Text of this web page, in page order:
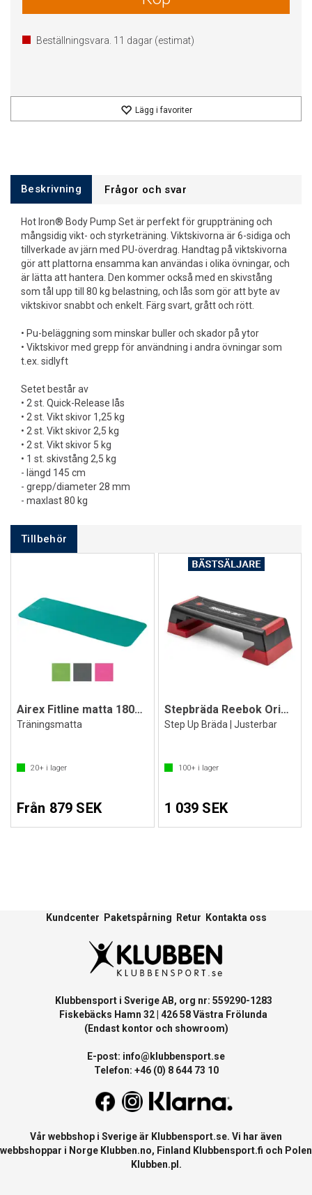
Beställningsvara. 11 dagar (estimat)
Lägg i favoriter
Beskrivning Frågor och svar
Hot Iron® Body Pump Set är perfekt för gruppträning och
mångsidig vikt- och styrketräning. Viktskivorna är 6-sidiga och
tillverkade av järn med PU-överdrag. Handtag på viktskivorna
gör att plattorna ensamma kan användas i olika övningar, och
är lätta att hantera. Den kommer också med en skivstång
som tål upp till 80 kg belastning, och lås som gör att byte av
viktskivor snabbt och enkelt. Färg svart, grått och rött.
• Pu-beläggning som minskar buller och skador på ytor
• Viktskivor med grepp för användning i andra övningar som
t.ex. sidlyft
Setet består av
• 2 st. Quick-Release lås
• 2 st. Vikt skivor 1,25 kg
• 2 st. Vikt skivor 2,5 kg
• 2 st. Vikt skivor 5 kg
• 1 st. skivstång 2,5 kg
- längd 145 cm
- grepp/diameter 28 mm
- maxlast 80 kg
Tillbehör
Airex Fitline matta 180x60x1 cm
Träningsmatta
20+ i lager
Från 879 SEK
Stepbräda Reebok Originalet
Step Up Bräda | Justerbar
100+i lager
1 039 SEK
Kundcenter Paketspårning Retur Kontakta oss
Klubbensport i Sverige AB, org nr: 559290-1283
Fiskebäcks Hamn 32 | 426 58 Västra Frölunda
(Endast kontor och showroom)
E-post: info@klubbensport.se
Telefon: +46 (0) 8 644 73 10
Vår webbshop i Sverige är Klubbensport.se. Vi har även
webbshoppar i Norge Klubben.no, Finland Klubbensport.fi och Polen
Klubben.pl .